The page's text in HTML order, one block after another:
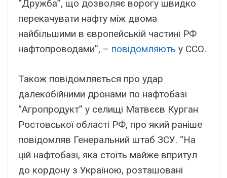
“Дружба”, що дозволяє ворогу швидко
перекачувати нафту між двома
найбільшими в європейській частині РФ
нафтопроводами”, – повідомляють у ССО.
Також повідомляється про удар
далекобійними дронами по нафтобазі
“Агропродукт” у селищі Матвєєв Курган
Ростовської області РФ, про який раніше
повідомляв Генеральний штаб ЗСУ. “На
цій нафтобазі, яка стоїть майже впритул
до кордону з Україною, розташовані